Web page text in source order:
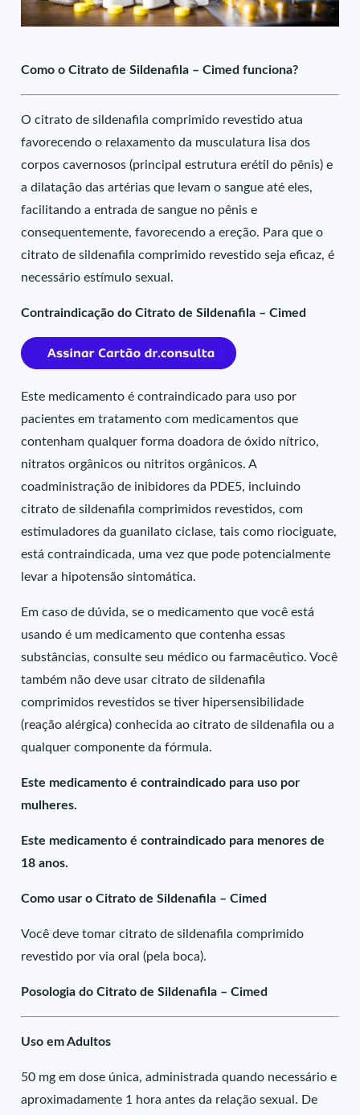
Como o Citrato de Sildenafila – Cimed funciona?
O citrato de sildenafila comprimido revestido atua
favorecendo o relaxamento da musculatura lisa dos
corpos cavernosos (principal estrutura erétil do pênis) e
a dilatação das artérias que levam o sangue até eles,
facilitando a entrada de sangue no pênis e
consequentemente, favorecendo a ereção. Para que o
citrato de sildenafila comprimido revestido seja eficaz, é
necessário estímulo sexual.
Contraindicação do Citrato de Sildenafila – Cimed
Este medicamento é contraindicado para uso por
pacientes em tratamento com medicamentos que
contenham qualquer forma doadora de óxido nítrico,
nitratos orgânicos ou nitritos orgânicos. A
coadministração de inibidores da PDE5, incluindo
citrato de sildenafila comprimidos revestidos, com
estimuladores da guanilato ciclase, tais como riociguate,
está contraindicada, uma vez que pode potencialmente
levar a hipotensão sintomática.
Em caso de dúvida, se o medicamento que você está
usando é um medicamento que contenha essas
substâncias, consulte seu médico ou farmacêutico. Você
também não deve usar citrato de sildenafila
comprimidos revestidos se tiver hipersensibilidade
(reação alérgica) conhecida ao citrato de sildenafila ou a
qualquer componente da fórmula.
Este medicamento é contraindicado para uso por
mulheres.
Este medicamento é contraindicado para menores de
18 anos.
Como usar o Citrato de Sildenafila – Cimed
Você deve tomar citrato de sildenafila comprimido
revestido por via oral (pela boca).
Posologia do Citrato de Sildenafila – Cimed
Uso em Adultos
50 mg em dose única, administrada quando necessário e
aproximadamente 1 hora antes da relação sexual. De